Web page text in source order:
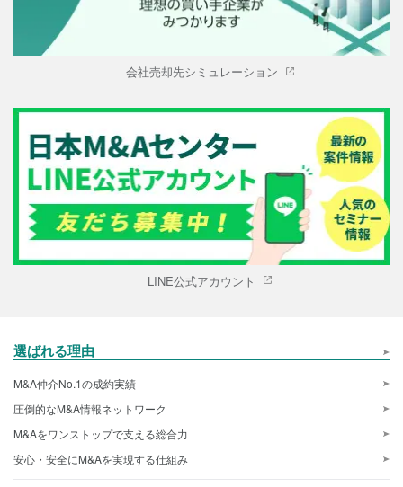
会社売却先シミュレーション
LINE公式アカウント
選ばれる理由
M&A仲介No.1の成約実績
圧倒的なM&A情報ネットワーク
M&Aをワンストップで支える総合力
安心・安全にM&Aを実現する仕組み